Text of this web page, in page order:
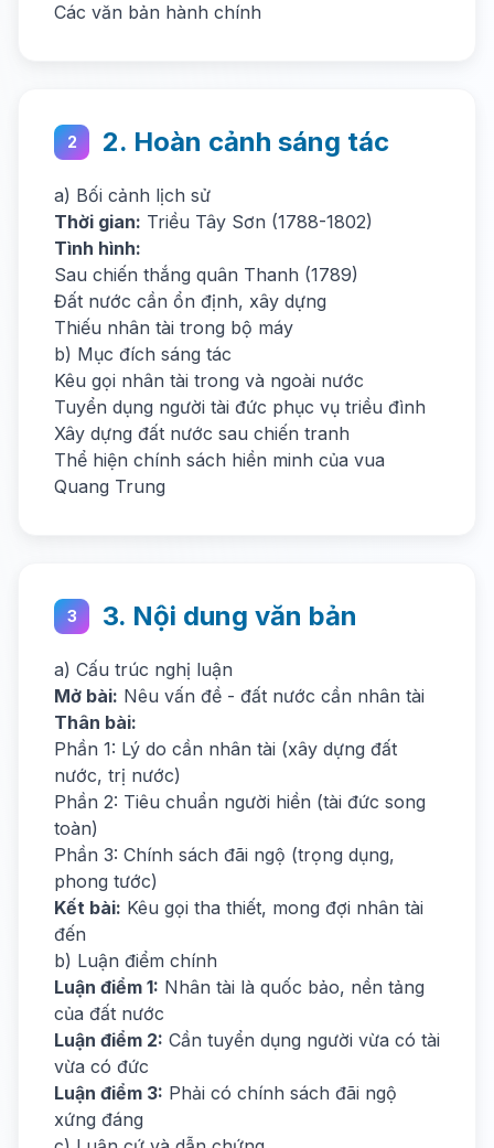
Các văn bản hành chính
2 2. Hoàn cảnh sáng tác
a) Bối cảnh lịch sử
Thời gian: Triều Tây Sơn (1788-1802)
Tình hình:
Sau chiến thắng quân Thanh (1789)
Đất nước cần ổn định, xây dựng
Thiếu nhân tài trong bộ máy
b) Mục đích sáng tác
Kêu gọi nhân tài trong và ngoài nước
Tuyển dụng người tài đức phục vụ triều đình
Xây dựng đất nước sau chiến tranh
Thể hiện chính sách hiền minh của vua
Quang Trung
3 3. Nội dung văn bản
a) Cấu trúc nghị luận
Mở bài: Nêu vấn đề - đất nước cần nhân tài
Thân bài:
Phần 1: Lý do cần nhân tài (xây dựng đất
nước, trị nước)
Phần 2: Tiêu chuẩn người hiền (tài đức song
toàn)
Phần 3: Chính sách đãi ngộ (trọng dụng,
phong tước)
Kết bài: Kêu gọi tha thiết, mong đợi nhân tài
đến
b) Luận điểm chính
Luận điểm 1: Nhân tài là quốc bảo, nền tảng
của đất nước
Luận điểm 2: Cần tuyển dụng người vừa có tài
vừa có đức
Luận điểm 3: Phải có chính sách đãi ngộ
xứng đáng